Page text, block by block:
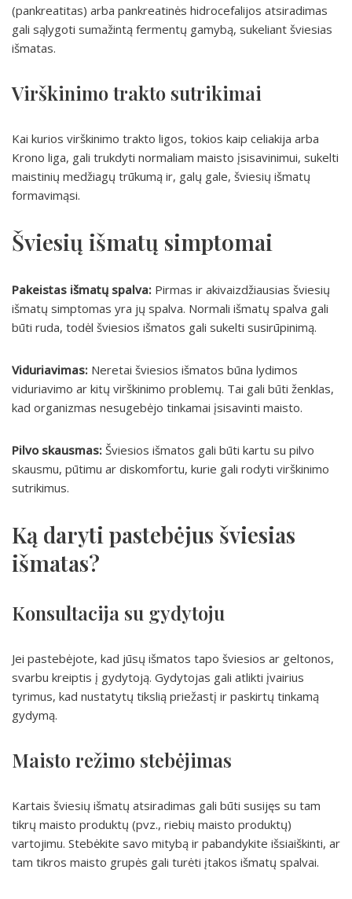
(pankreatitas) arba pankreatinės hidrocefalijos atsiradimas
gali sąlygoti sumažintą fermentų gamybą, sukeliant šviesias
išmatas.
Virškinimo trakto sutrikimai
Kai kurios virškinimo trakto ligos, tokios kaip celiakija arba
Krono liga, gali trukdyti normaliam maisto įsisavinimui, sukelti
maistinių medžiagų trūkumą ir, galų gale, šviesių išmatų
formavimąsi.
Šviesių išmatų simptomai
Pakeistas išmatų spalva: Pirmas ir akivaizdžiausias šviesių
išmatų simptomas yra jų spalva. Normali išmatų spalva gali
būti ruda, todėl šviesios išmatos gali sukelti susirūpinimą.
Viduriavimas: Neretai šviesios išmatos būna lydimos
viduriavimo ar kitų virškinimo problemų. Tai gali būti ženklas,
kad organizmas nesugebėjo tinkamai įsisavinti maisto.
Pilvo skausmas: Šviesios išmatos gali būti kartu su pilvo
skausmu, pūtimu ar diskomfortu, kurie gali rodyti virškinimo
sutrikimus.
Ką daryti pastebėjus šviesias
išmatas?
Konsultacija su gydytoju
Jei pastebėjote, kad jūsų išmatos tapo šviesios ar geltonos,
svarbu kreiptis į gydytoją. Gydytojas gali atlikti įvairius
tyrimus, kad nustatytų tikslią priežastį ir paskirtų tinkamą
gydymą.
Maisto režimo stebėjimas
Kartais šviesių išmatų atsiradimas gali būti susijęs su tam
tikrų maisto produktų (pvz., riebių maisto produktų)
vartojimu. Stebėkite savo mitybą ir pabandykite išsiaiškinti, ar
tam tikros maisto grupės gali turėti įtakos išmatų spalvai.